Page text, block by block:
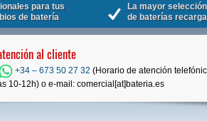
para tus
de batería
La mayor selección
de baterías
al cliente
+34 – 673 50 27 32 (Horario de atención
10-12h) o e-mail: comercial[at]bateria.es